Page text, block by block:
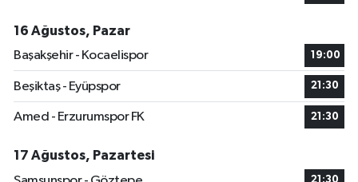
16 Ağustos, Pazar
Başakşehir - Kocaelispor
19:00
Beşiktaş - Eyüpspor 21:30
Amed - Erzurumspor FK 21:30
17 Ağustos, Pazartesi